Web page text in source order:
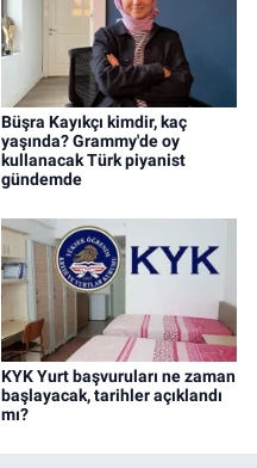
Büşra Kayıkçı kimdir, kaç
yaşında? Grammy'de oy
kullanacak Türk piyanist
gündemde
KYK Yurt başvuruları ne zaman
başlayacak, tarihler açıklandı
mı?